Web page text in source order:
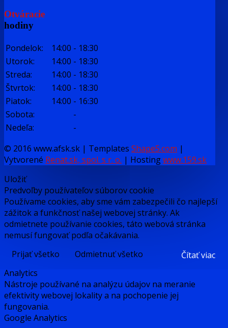
Otváracie
hodiny
Pondelok: 14:00 - 18:30
Utorok:
14:00 - 18:30
Streda:
14:00 - 18:30
Štvrtok:
14:00 - 18:30
Piatok:
14:00 - 16:30
Sobota:
-
Nedeľa:
-
© 2016 www.afsk.sk | Templates Shape5.com |
Vytvorené Renat.sk, spol. s r. o. | Hostingwww.159.sk
Uložiť
Predvoľby používateľov súborov cookie
Používame cookies, aby sme vám zabezpečili čo najlepší
zážitok a funkčnosť našej webovej stránky. Ak
odmietnete používanie cookies, táto webová stránka
nemusí fungovať podľa očakávania.
Prijať všetko
Odmietnuť všetko
Čítať viac
Analytics
Nástroje používané na analýzu údajov na meranie
efektivity webovej lokality a na pochopenie jej
fungovania.
Google Analytics